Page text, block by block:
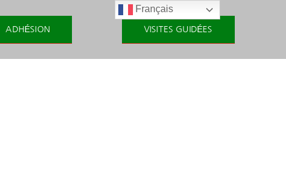
ADHÉSION VISITES GUIDÉES
Français